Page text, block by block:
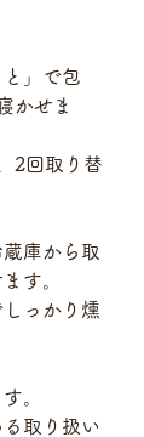
」で包
かせま
回取り替
庫から取
す。
っかり燻
。
取り扱い